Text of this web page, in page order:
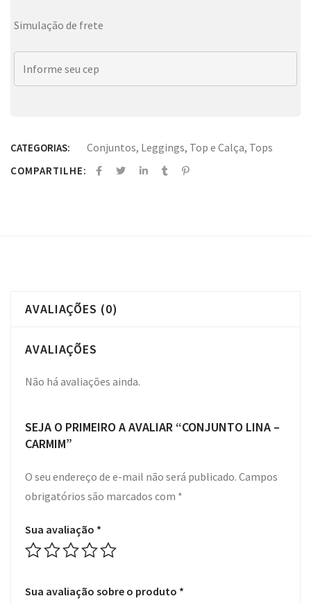
Simulação de frete
CATEGORIAS: Conjuntos, Leggings, Top e Calça, Tops
COMPARTILHE:
AVALIAÇÕES (0)
AVALIAÇÕES
Não há avaliações ainda.
SEJA O PRIMEIRO A AVALIAR “CONJUNTO LINA –
CARMIM”
O seu endereço de e-mail não será publicado. Campos
obrigatórios são marcados com *
Sua avaliação *
Sua avaliação sobre o produto *